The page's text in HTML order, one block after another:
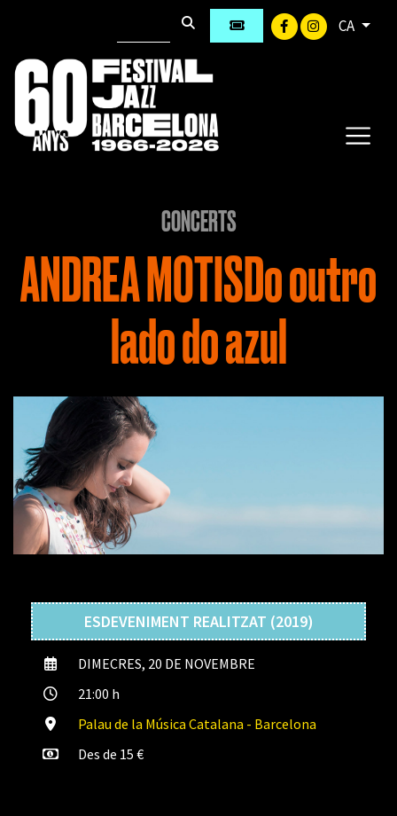
CA
CONCERTS
ANDREA MOTISDo outro
lado do azul
ESDEVENIMENT REALITZAT (2019)
DIMECRES, 20 DE NOVEMBRE
21:00 h
Palau de la Música Catalana - Barcelona
Des de 15 €